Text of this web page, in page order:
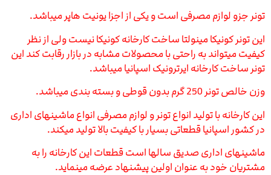
تونر جزو لوازم مصرفی است و یکی از اجزا یونیت هاپر میباشد.
این تونر کونیکا مینولتا ساخت کارخانه کونیکا نیست ولی از نظر
کیفیت میتواند به راحتی با محصولات مشابه در بازار رقابت کند این
تونر ساخت کارخانه ایرترونیک اسپانیا میباشد.
وزن خالص تونر 250 گرم بدون قوطی و بسته بندی میباشد.
این کارخانه با تولید انواع تونر و لوازم مصرفی انواع ماشینهای اداری
در کشور اسپانیا قطعاتی بسیار با کیفیت بالا تولید میکند.
ماشینهای اداری صدیق سالها است قطعات این کارخانه را به
مشتریان خود به عنوان اولین پیشنهاد عرضه مینماید.